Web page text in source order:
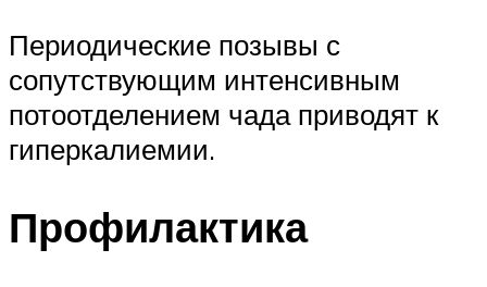
Периодические позывы с
сопутствующим интенсивным
потоотделением чада приводят к
гиперкалиемии.
Профилактика